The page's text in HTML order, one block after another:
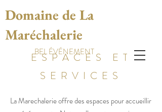
BEL ÉVÉNEMENT
Domaine de La
Maréchalerie
ESPACES ET
SERVICES
La Marechalerie offre des espaces pour accueillir